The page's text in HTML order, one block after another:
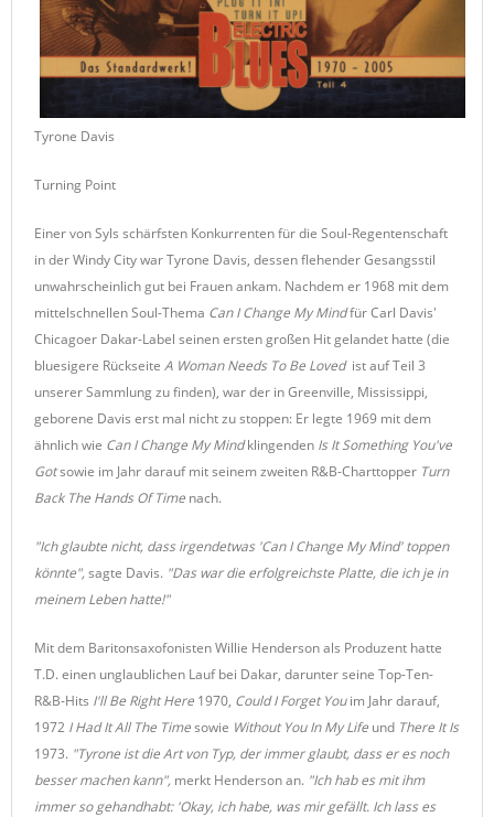
Tyrone Davis
Turning Point
Einer von Syls schärfsten Konkurrenten für die Soul-Regentenschaft
in der Windy City war Tyrone Davis, dessen flehender Gesangsstil
unwahrscheinlich gut bei Frauen ankam. Nachdem er 1968 mit dem
mittelschnellen Soul-Thema Can I Change My Mindfür Carl Davis'
Chicagoer Dakar-Label seinen ersten großen Hit gelandet hatte (die
bluesigere Rückseite A Woman Needs To Be Loved ist auf Teil 3
unserer Sammlung zu finden), war der in Greenville, Mississippi,
geborene Davis erst mal nicht zu stoppen: Er legte 1969 mit dem
ähnlich wie Can I Change My Mindklingenden Is It Something You've
Gotsowie im Jahr darauf mit seinem zweiten R&B-Charttopper Turn
Back The Hands Of Time nach.
"Ich glaubte nicht, dass irgendetwas 'Can I Change My Mind' toppen
könnte", sagte Davis. "Das war die erfolgreichste Platte, die ich je in
meinem Leben hatte!"
Mit dem Baritonsaxofonisten Willie Henderson als Produzent hatte
T.D. einen unglaublichen Lauf bei Dakar, darunter seine Top-Ten-
R&B-Hits I'll Be Right Here 1970, Could I Forget Youim Jahr darauf,
1972 I Had It All The Timesowie Without You In My Life und There It Is
1973. "Tyrone ist die Art von Typ, der immer glaubt, dass er es noch
besser machen kann", merkt Henderson an. "Ich hab es mit ihm
immer so gehandhabt: 'Okay, ich habe, was mir gefällt. Ich lass es